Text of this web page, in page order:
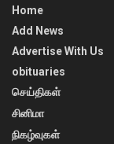
Home
Add News
Advertise With Us
obituaries
செய்திகள்
சினிமா
நிகழ்வுகள்